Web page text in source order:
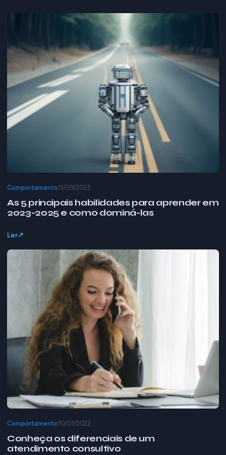
Comportamento11/09/2023
As 5 principais habilidades para aprender em
2023-2025 e como dominá-las
Ler
Comportamento10/01/2022
Conheça os diferenciais de um
atendimento consultivo